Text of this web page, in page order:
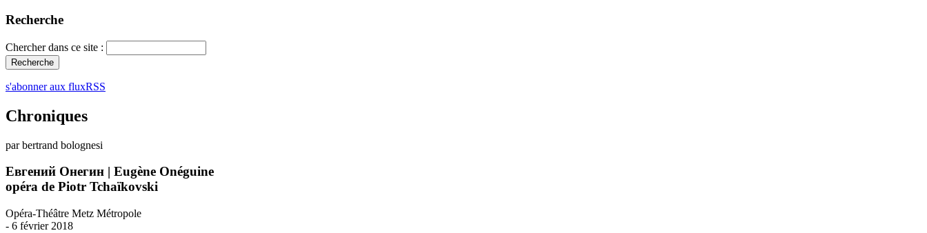
Recherche
Chercher dans ce site :
s'abonner aux fluxRSS
Chroniques
par bertrand bolognesi
Евгений Онегин | Eugène Onéguine
opéra de Piotr Tchaïkovski
Opéra-Théâtre Metz Métropole
- 6 février 2018